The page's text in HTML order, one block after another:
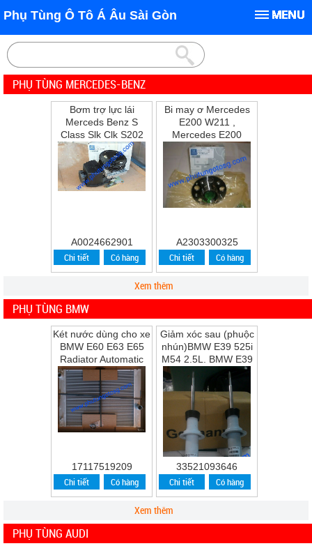
Phụ Tùng Ô Tô Á Âu Sài Gòn
PHỤ TÙNG MERCEDES-BENZ
Bơm trợ lực lái
Merceds Benz S
Class Slk Clk S202
W202 W210 S210
A0024662901
Chi tiết Có hàng
Bi may ơ Mercedes
E200 W211 ,
Mercedes E200
,E240 ,E280
A2303300325
Chi tiết Có hàng
Xem thêm
PHỤ TÙNG BMW
Két nước dùng cho xe
BMW E60 E63 E65
Radiator Automatic
Transmission
17117519209
Chi tiết Có hàng
Giảm xóc sau (phuộc
nhún)BMW E39 525i
M54 2.5L, BMW E39
528i M52 2.8L, BMW
E39 530i M54 ...
33521093646
Chi tiết Có hàng
Xem thêm
PHỤ TÙNG AUDI